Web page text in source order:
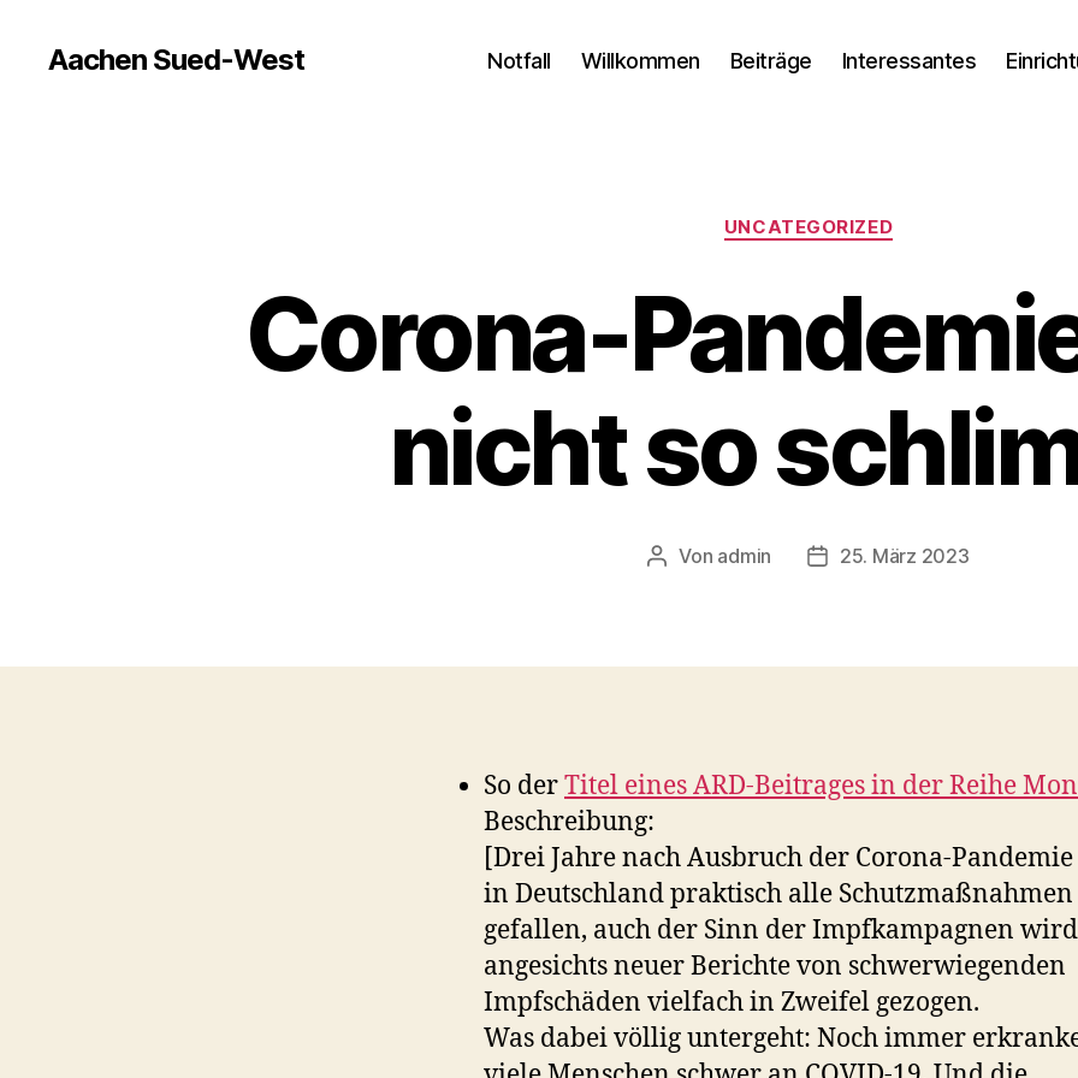
Aachen Sued-West Notfall Willkommen Beiträge Interessantes
Kategorien
UNCATEGORIZED
Corona-
nicht so
Beitragsautor
Von admin Veröffentlichungsdatum
25. März 2023
So derTitel eines ARD-Beitrages in der Reihe
Beschreibung:
[Drei Jahre nach Ausbruch der Corona-
in Deutschland praktisch alle Schutzmaßnahmen
gefallen, auch der Sinn der Impfkampagnen wird
angesichts neuer Berichte von schwerwiegenden
Impfschäden vielfach in Zweifel gezogen.
Was dabei völlig untergeht: Noch immer